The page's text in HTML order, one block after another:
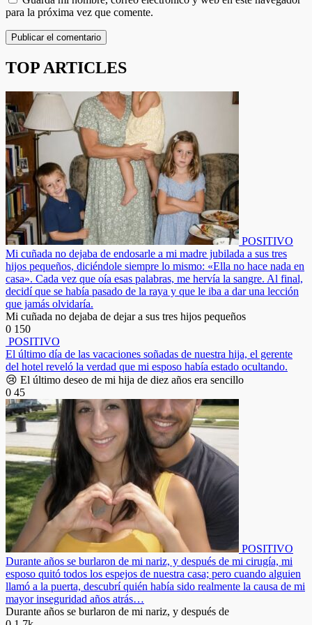
para la próxima vez que comente.
TOP ARTICLES
POSITIVO
Mi cuñada no dejaba de endosarle a mi madre jubilada a sus tres
hijos pequeños, diciéndole siempre lo mismo: «Ella no hace nada en
casa». Cada vez que oía esas palabras, me hervía la sangre. Al final,
decidí que se había pasado de la raya y que le iba a dar una lección
que jamás olvidaría.
Mi cuñada no dejaba de dejar a sus tres hijos pequeños
0 150
POSITIVO
El último día de las vacaciones soñadas de nuestra hija, el gerente
del hotel reveló la verdad que mi esposo había estado ocultando.
😢 El último deseo de mi hija de diez años era sencillo
0 45
POSITIVO
Durante años se burlaron de mi nariz, y después de mi cirugía, mi
esposo quitó todos los espejos de nuestra casa; pero cuando alguien
llamó a la puerta, descubrí quién había sido realmente la causa de mi
mayor inseguridad años atrás…
Durante años se burlaron de mi nariz, y después de